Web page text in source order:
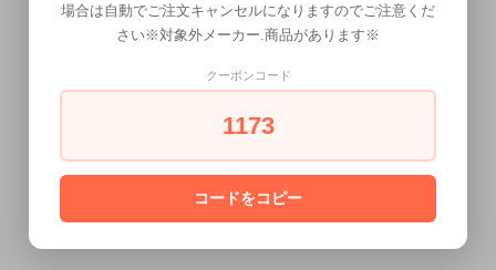
CALENDAR
カレンダー
場合は自動でご注文キャンセルになりますのでご注意くだ
さい※対象外メーカー.商品があります※
クーポンコード
1173
コードをコピー